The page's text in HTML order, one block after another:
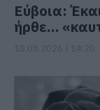
Εύβοια:
ήρθε…